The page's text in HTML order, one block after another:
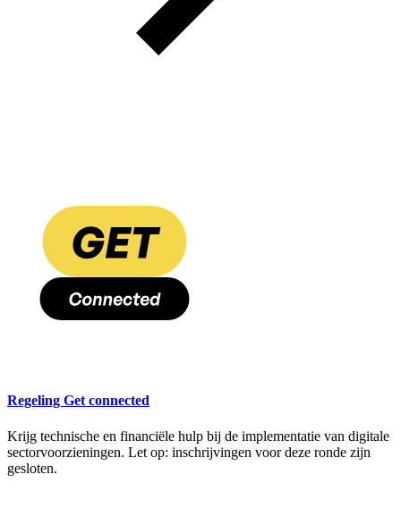
Regeling Get connected
Krijg technische en financiële hulp bij de implementatie van digitale
sectorvoorzieningen. Let op: inschrijvingen voor deze ronde zijn
gesloten.